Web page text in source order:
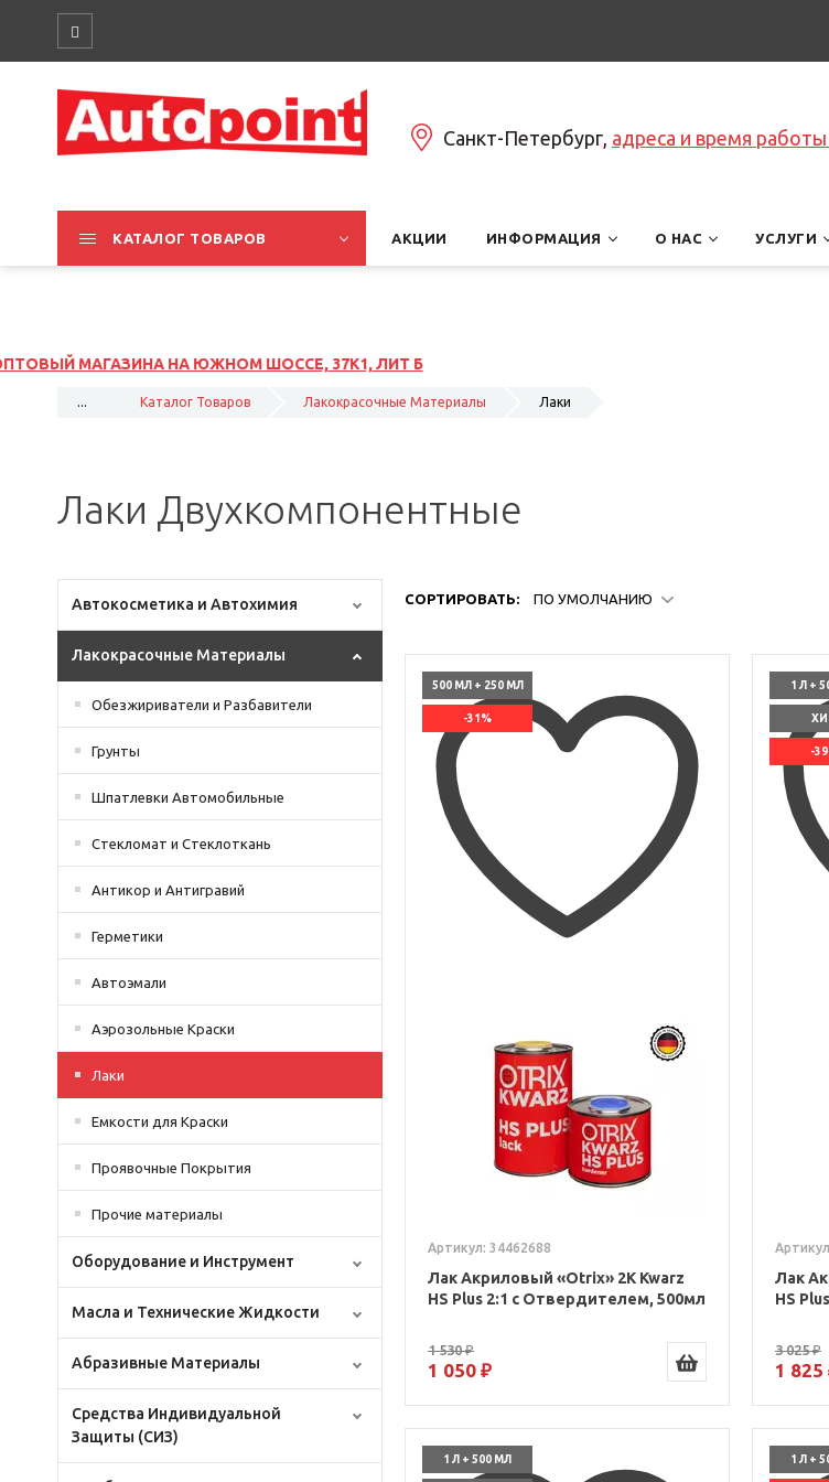
Санкт-Петербург, адреса и время
КАТАЛОГ ТОВАРОВ АКЦИИ ИНФОРМАЦИЯ О НАС УСЛУГИ
37К1, ЛИТ Б
... Каталог Товаров Лакокрасочные Материалы Лаки
Лаки Двухкомпонентные
Автокосметика и Автохимия
Лакокрасочные Материалы
Обезжириватели и Разбавители
Грунты
Шпатлевки Автомобильные
Стекломат и Стеклоткань
Антикор и Антигравий
Герметики
Автоэмали
Аэрозольные Краски
Лаки
Емкости для Краски
Проявочные Покрытия
Прочие материалы
Оборудование и Инструмент
Масла и Технические Жидкости
Абразивные Материалы
Средства Индивидуальной
Защиты (СИЗ)
СОРТИРОВАТЬ: ПО УМОЛЧАНИЮ
500 МЛ + 250 МЛ
-31%
Артикул: 34462688
Лак Акриловый «Otrix» 2К Kwarz
HS Plus 2:1 с Отвердителем, 500мл
1 530 ₽
1 050 ₽
1 Л +
-
Лак
HS
3 025 ₽
1 825
1 Л + 500 МЛ 1 Л +